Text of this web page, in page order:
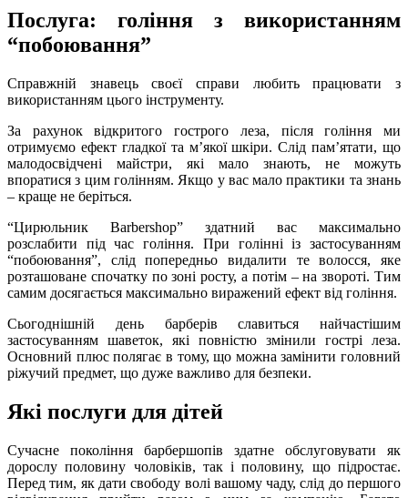
Послуга: гоління з використанням
“побоювання”
Справжній знавець своєї справи любить працювати з
використанням цього інструменту.
За рахунок відкритого гострого леза, після гоління ми
отримуємо ефект гладкої та м’якої шкіри. Слід пам’ятати, що
малодосвідчені майстри, які мало знають, не можуть
впоратися з цим голінням. Якщо у вас мало практики та знань
– краще не беріться.
“Цирюльник Barbershop” здатний вас максимально
розслабити під час гоління. При голінні із застосуванням
“побоювання”, слід попередньо видалити те волосся, яке
розташоване спочатку по зоні росту, а потім – на звороті. Тим
самим досягається максимально виражений ефект від гоління.
Сьогоднішній день барберів славиться найчастішим
застосуванням шаветок, які повністю змінили гострі леза.
Основний плюс полягає в тому, що можна замінити головний
ріжучий предмет, що дуже важливо для безпеки.
Які послуги для дітей
Сучасне покоління барбершопів здатне обслуговувати як
дорослу половину чоловіків, так і половину, що підростає.
Перед тим, як дати свободу волі вашому чаду, слід до першого